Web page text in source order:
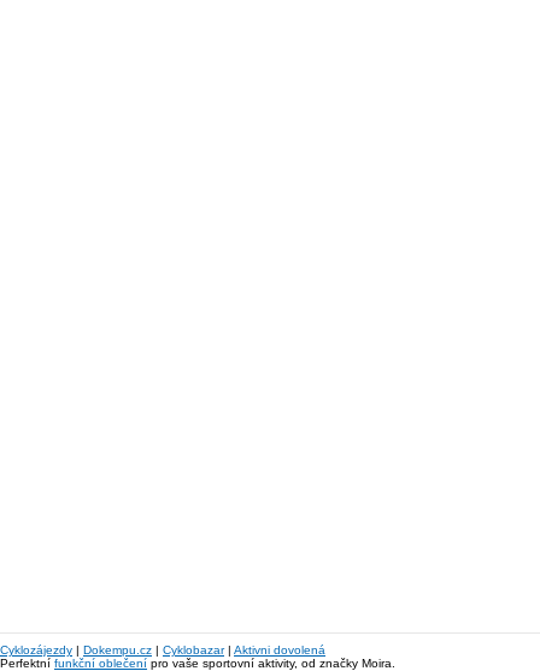
Cyklozájezdy | Dokempu.cz | Cyklobazar| Aktivni dovolená
Perfektní funkční oblečení pro vaše sportovní aktivity, od značky Moira.